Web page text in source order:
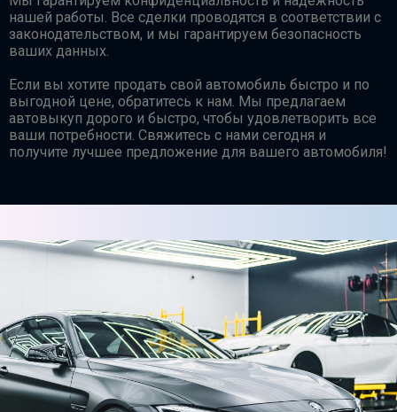
нашей работы. Все сделки проводятся в соответствии с
законодательством, и мы гарантируем безопасность
ваших данных.
Если вы хотите продать свой автомобиль быстро и по
выгодной цене, обратитесь к нам. Мы предлагаем
автовыкуп дорого и быстро, чтобы удовлетворить все
ваши потребности. Свяжитесь с нами сегодня и
получите лучшее предложение для вашего автомобиля!